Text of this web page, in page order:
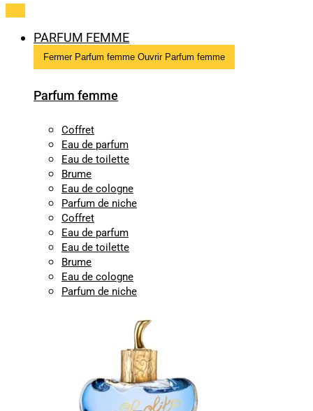
PARFUM FEMME
Fermer Parfum femme Ouvrir Parfum femme
Parfum femme
Coffret
Eau de parfum
Eau de toilette
Brume
Eau de cologne
Parfum de niche
Coffret
Eau de parfum
Eau de toilette
Brume
Eau de cologne
Parfum de niche